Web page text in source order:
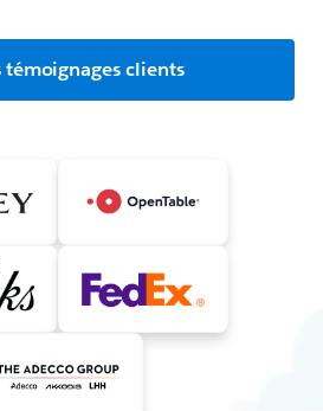
témoignages clients